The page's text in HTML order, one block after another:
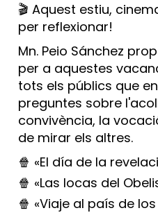
🎬 Aquest estiu,
per reflexionar!
Mn. Peio Sánchez
per a aquestes
tots els públics que
preguntes sobre
convivència, la
de mirar els altres.
🍿 «El día de la
🍿 «Las locas del
🍿 «Viaje al país de